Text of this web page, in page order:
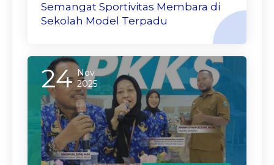
Semangat Sportivitas Membara di
Sekolah Model Terpadu
24 Nov
2025